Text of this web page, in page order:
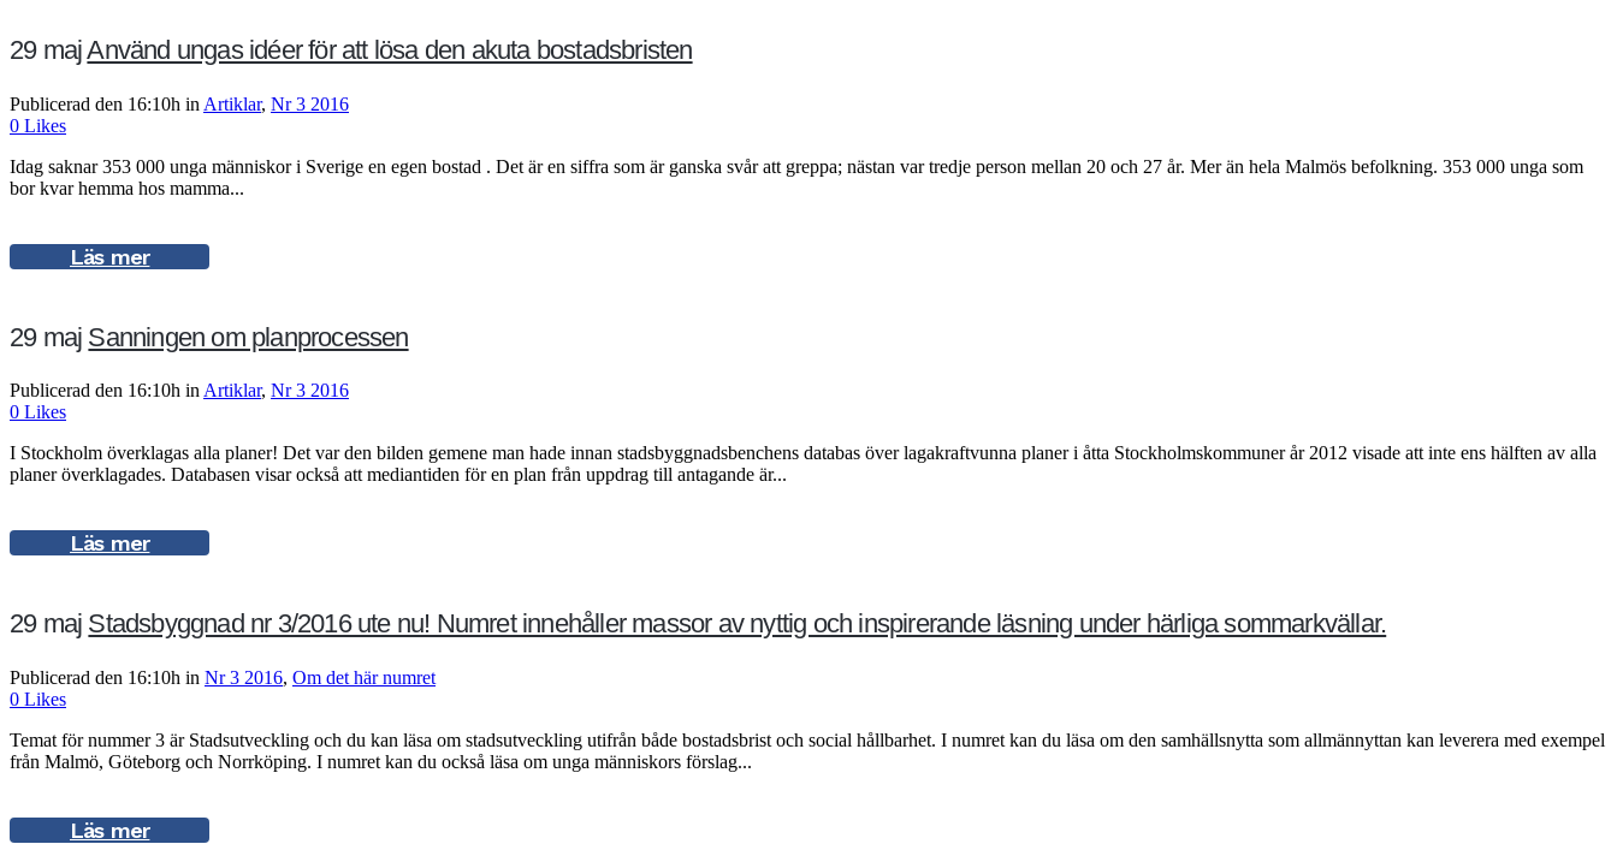
29 majAnvänd ungas idéer för att lösa den akuta bostadsbristen
Publicerad den 16:10h in Artiklar, Nr 3 2016
0 Likes
Idag saknar 353 000 unga människor i Sverige en egen bostad . Det är en siffra som är ganska svår att greppa; nästan var tredje person mellan 20 och 27 år. Mer än hela Malmös befolkning. 353 000 unga som
bor kvar hemma hos mamma...
Läs mer
29 maj Sanningen om planprocessen
Publicerad den 16:10h in Artiklar, Nr 3 2016
0 Likes
I Stockholm överklagas alla planer! Det var den bilden gemene man hade innan stadsbyggnadsbenchens databas över lagakraftvunna planer i åtta Stockholmskommuner år 2012 visade att inte ens hälften av alla
planer överklagades. Databasen visar också att mediantiden för en plan från uppdrag till antagande är...
Läs mer
29 maj Stadsbyggnad nr 3/2016 ute nu! Numret innehåller massor av nyttig och inspirerande läsning under härliga sommarkvällar.
Publicerad den 16:10h in Nr 3 2016, Om det här numret
0 Likes
Temat för nummer 3 är Stadsutveckling och du kan läsa om stadsutveckling utifrån både bostadsbrist och social hållbarhet. I numret kan du läsa om den samhällsnytta som allmännyttan kan leverera med exempel
från Malmö, Göteborg och Norrköping. I numret kan du också läsa om unga människors förslag...
Läs mer